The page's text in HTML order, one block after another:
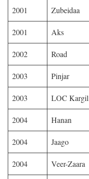
2001 Zubeidaa
2001 Aks
2002 Road
2003 Pinjar
2003 LOC Kargil
2004 Hanan
2004 Jaago
2004 Veer-Zaara